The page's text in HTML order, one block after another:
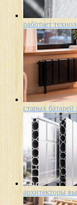
работает
старых батарей
архитекторы